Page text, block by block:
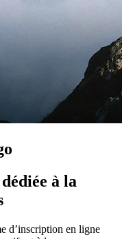
dédiée à la
d’inscription en ligne